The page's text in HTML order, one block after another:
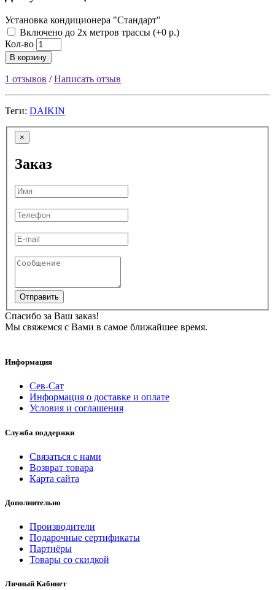
Установка кондиционера "Стандарт"
Включено до 2х метров трассы (+0 р.)
Кол-во
В корзину
1 отзывов /Написать отзыв
Теги: DAIKIN
×
Заказ
Отправить
Спасибо за Ваш заказ!
Мы свяжемся с Вами в самое ближайшее время.
Информация
Сев-Сат
Информация о доставке и оплате
Условия и соглашения
Служба поддержки
Связаться с нами
Возврат товара
Карта сайта
Дополнительно
Производители
Подарочные сертификаты
Партнёры
Товары со скидкой
Личный Кабинет